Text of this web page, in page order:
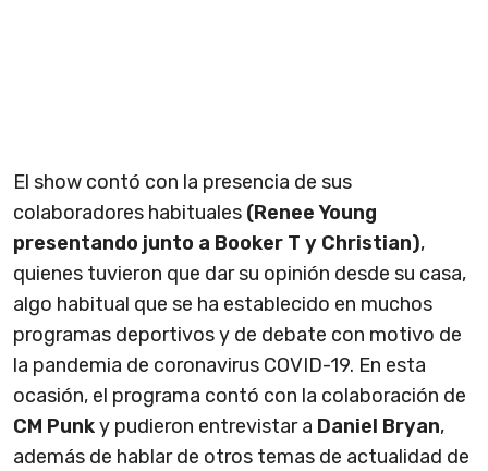
El show contó con la presencia de sus
colaboradores habituales (Renee Young
presentando junto a Booker T y Christian),
quienes tuvieron que dar su opinión desde su casa,
algo habitual que se ha establecido en muchos
programas deportivos y de debate con motivo de
la pandemia de coronavirus COVID-19. En esta
ocasión, el programa contó con la colaboración de
CM Punky pudieron entrevistar a Daniel Bryan,
además de hablar de otros temas de actualidad de